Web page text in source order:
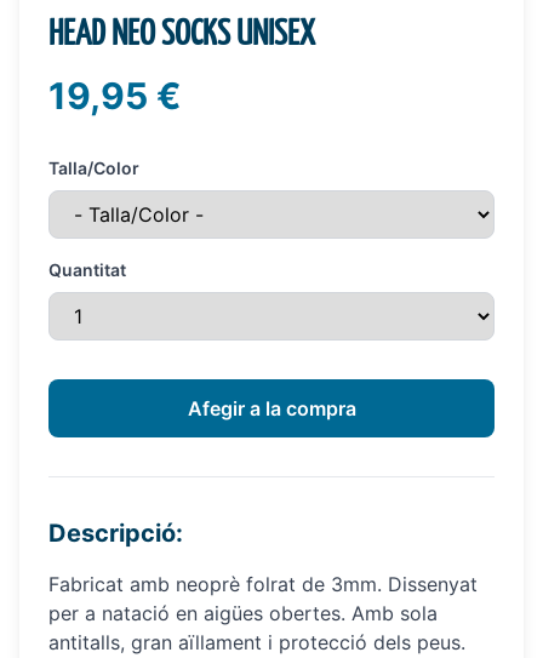
HEAD NEO SOCKS UNISEX
19,95 €
Talla/Color
Quantitat
Descripció:
Fabricat amb neoprè folrat de 3mm. Dissenyat
per a natació en aigües obertes. Amb sola
antitalls, gran aïllament i protecció dels peus.